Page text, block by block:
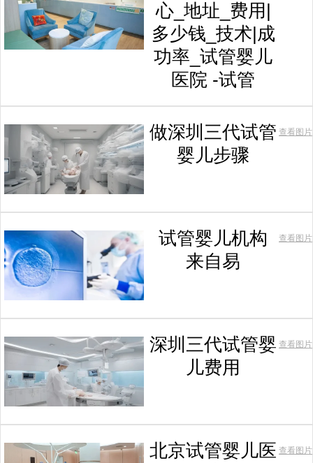
心_地址_费用|
多少钱_技术|成
功率_试管婴儿
医院 -试管
做深圳三代试管
婴儿步骤
查看图片
试管婴儿机构
来自易
查看图片
深圳三代试管婴
儿费用
查看图片
北京试管婴儿医 查看图片